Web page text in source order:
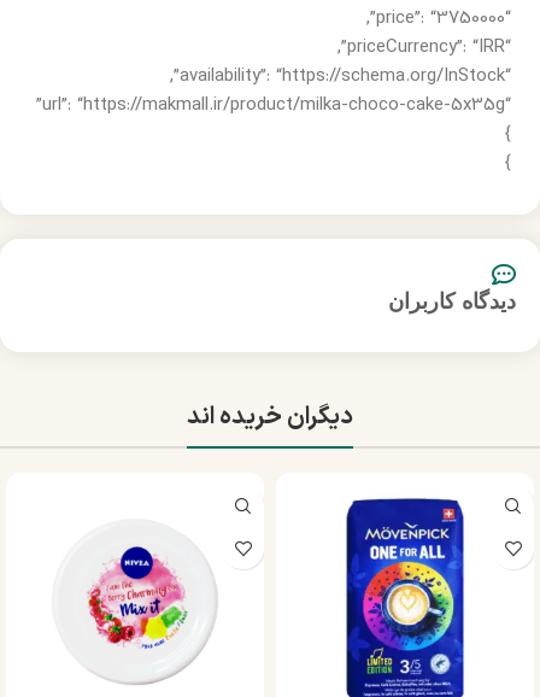
“price”: “3750000”,
“priceCurrency”: “IRR”,
“availability”: “https://schema.org/InStock”,
“url”: “https://makmall.ir/product/milka-choco-cake-5x35g”
}
}
دیدگاه کاربران
دیگران خریده اند